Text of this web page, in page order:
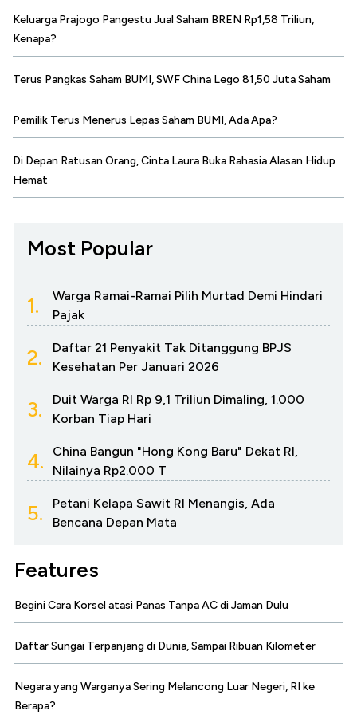
Keluarga Prajogo Pangestu Jual Saham BREN Rp1,58 Triliun,
Kenapa?
Terus Pangkas Saham BUMI, SWF China Lego 81,50 Juta Saham
Pemilik Terus Menerus Lepas Saham BUMI, Ada Apa?
Di Depan Ratusan Orang, Cinta Laura Buka Rahasia Alasan Hidup
Hemat
Most Popular
1.
Warga Ramai-Ramai Pilih Murtad Demi Hindari
Pajak
2.
Daftar 21 Penyakit Tak Ditanggung BPJS
Kesehatan Per Januari 2026
3.
Duit Warga RI Rp 9,1 Triliun Dimaling, 1.000
Korban Tiap Hari
4.
China Bangun "Hong Kong Baru" Dekat RI,
Nilainya Rp2.000 T
5.
Petani Kelapa Sawit RI Menangis, Ada
Bencana Depan Mata
Features
Begini Cara Korsel atasi Panas Tanpa AC di Jaman Dulu
Daftar Sungai Terpanjang di Dunia, Sampai Ribuan Kilometer
Negara yang Warganya Sering Melancong Luar Negeri, RI ke
Berapa?